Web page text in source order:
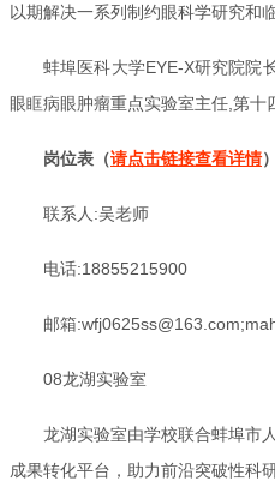
以期解决一系列制约眼科学研究和
蚌埠医科大学EYE-X研究院院
眼眶病眼肿瘤重点实验室主任,第十
岗位表（请点击链接查看详情）
联系人:吴老师
电话:18855215900
邮箱
08龙湖实验室
龙湖实验室由学校联合蚌埠市
成果转化平台，助力前沿突破性科